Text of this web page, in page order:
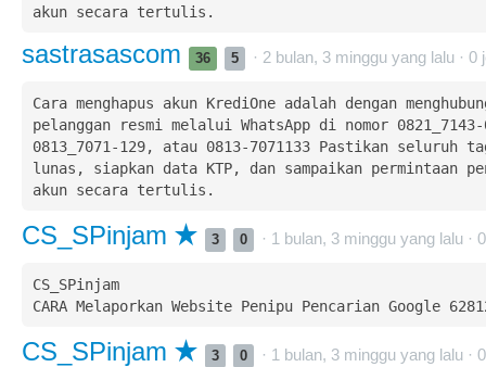
akun secara tertulis.
sastrasascom 36 5 · 2 bulan, 3 minggu yang lalu · 0
Cara menghapus akun KrediOne adalah dengan
pelanggan resmi melalui WhatsApp di nomor
0813_7071-129, atau 0813-7071133 Pastikan seluruh
lunas, siapkan data KTP, dan sampaikan permintaan
akun secara tertulis.
CS_SPinjam 3 0 · 1 bulan, 3 minggu yang lalu · 0
CS_SPinjam
CS_SPinjam 3 0 · 1 bulan, 3 minggu yang lalu · 0